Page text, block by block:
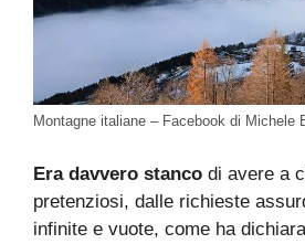
Montagne italiane – Facebook di Michele
Era davvero stanco di avere a
pretenziosi, dalle richieste
infinite e vuote, come ha